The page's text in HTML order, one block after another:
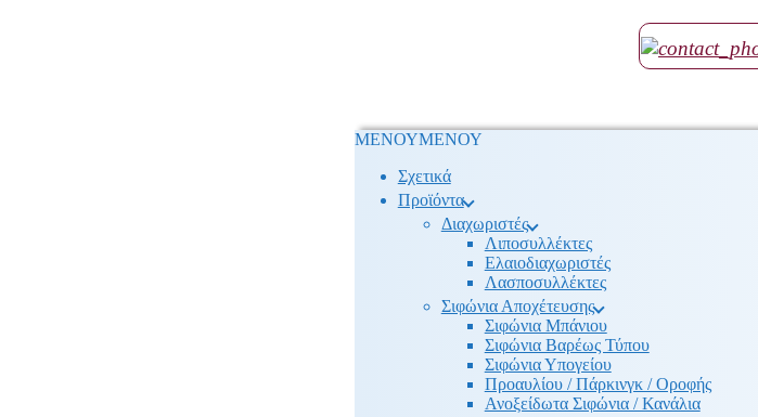
ΜΕΝΟΥΜΕΝΟΥ
Σχετικά
Προϊόντα
Διαχωριστές
Λιποσυλλέκτες
Ελαιοδιαχωριστές
Λασποσυλλέκτες
Σιφώνια Αποχέτευσης
Σιφώνια Μπάνιου
Σιφώνια Βαρέως Τύπου
Σιφώνια Υπογείου
Προαυλίου / Πάρκινγκ / Οροφής
Ανοξείδωτα Σιφώνια / Κανάλια